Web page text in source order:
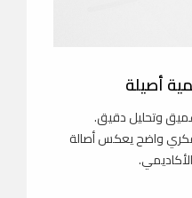
أصيلة
وتحليل دقيق.
واضح يعكس أصالة